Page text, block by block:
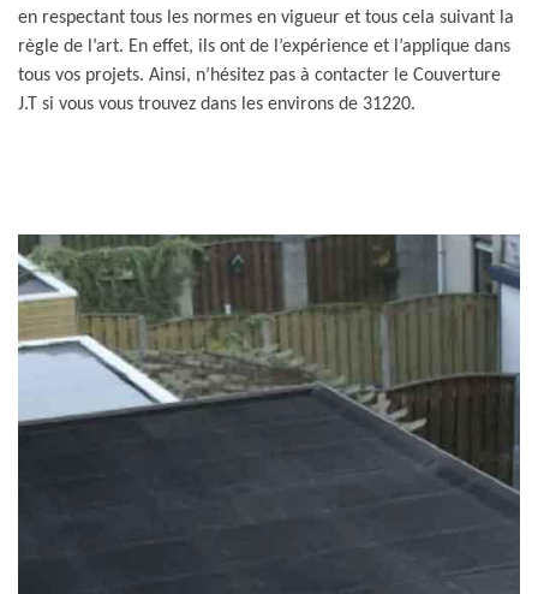
en respectant tous les normes en vigueur et tous cela suivant la
règle de l’art. En effet, ils ont de l’expérience et l’applique dans
tous vos projets. Ainsi, n’hésitez pas à contacter le Couverture
J.T si vous vous trouvez dans les environs de 31220.